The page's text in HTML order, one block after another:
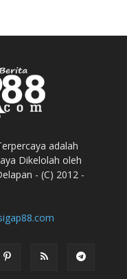
adalah
Dikelolah oleh
- (C) 2012 -